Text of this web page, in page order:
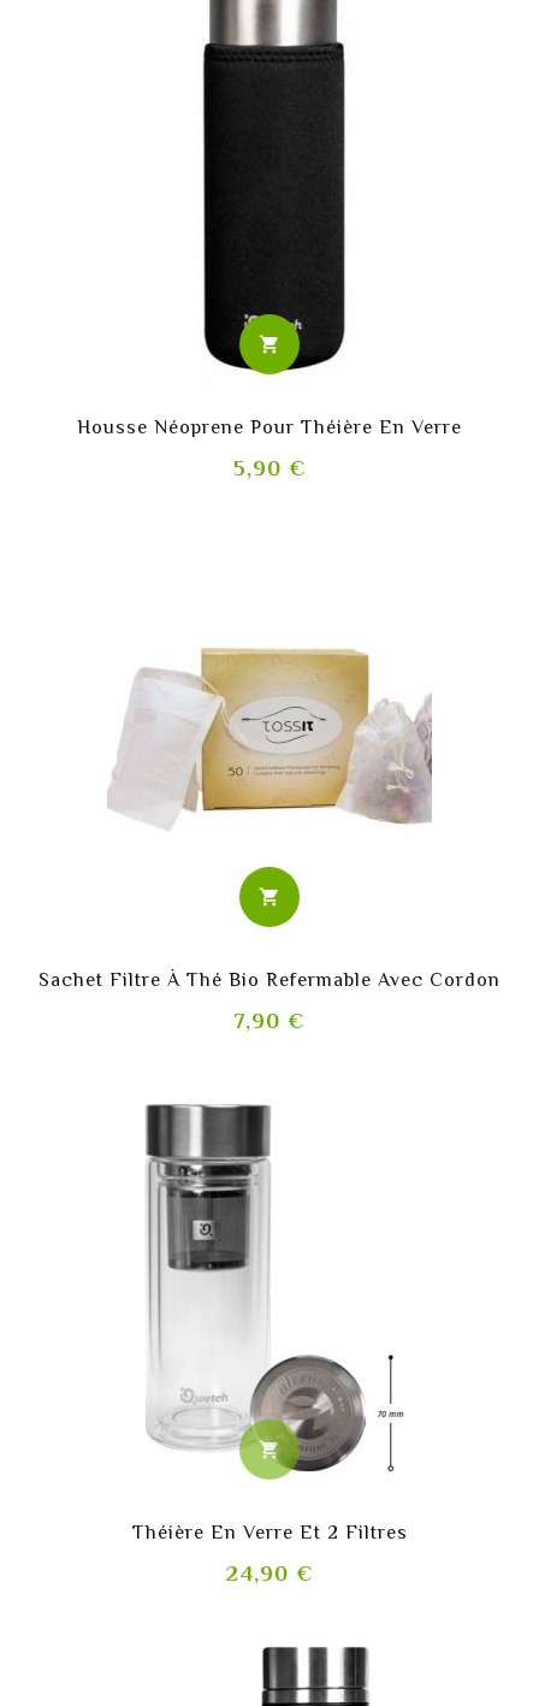
shopping_cart
Housse Néoprene Pour Théière En Verre
5,90 €
shopping_cart
Sachet Filtre À Thé Bio Refermable Avec Cordon
7,90 €
shopping_cart
Théière En Verre Et 2 Filtres
24,90 €